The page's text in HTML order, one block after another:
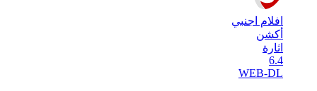
افلام اجنبي
أكشن
اثارة
6.4
WEB-DL